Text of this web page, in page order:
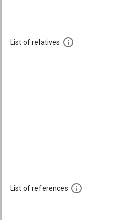
List of relatives
List of references